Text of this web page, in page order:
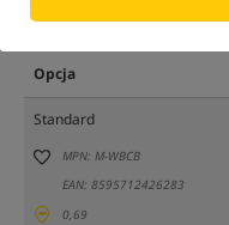
(część opcji mogła zostać
Opcja
Standard
MPN: M-WBCB
EAN: 8595712426283
0,69